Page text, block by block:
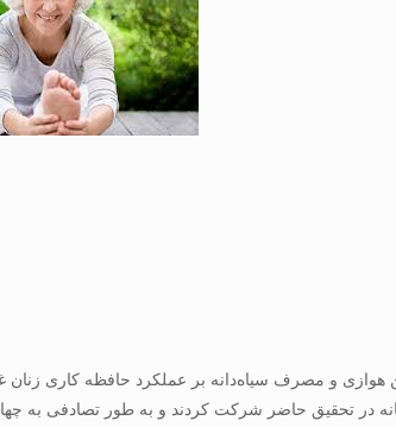
و مصرف سیاه‌دانه بر عملکرد حافظه کاری زنان